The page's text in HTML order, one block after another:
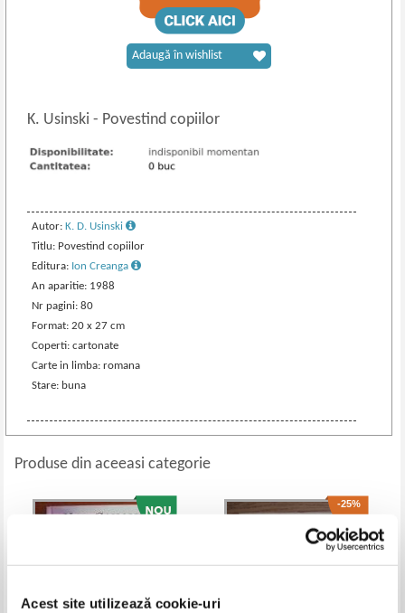
Acest site utilizează cookie-uri
K. Usinski- Povestind copiilor
Autor:K. D. Usinski
Titlu: Povestind copiilor
Editura: Ion Creanga
An aparitie: 1988
Nr pagini: 80
Format: 20 x 27 cm
Coperti: cartonate
Carte in limba: romana
Stare: buna
Adaugă în wishlist
Produse din aceeasi categorie
-25%